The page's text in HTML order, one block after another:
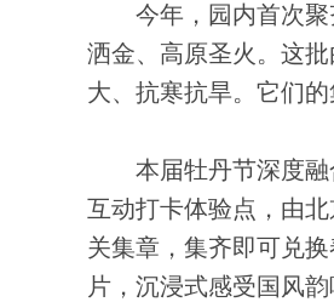
今年，园内首次聚
洒金、高原圣火。这
大、抗寒抗旱。它们的
本届牡丹节深度融
互动打卡体验点，由
关集章，集齐即可兑
片，沉浸式感受国风韵